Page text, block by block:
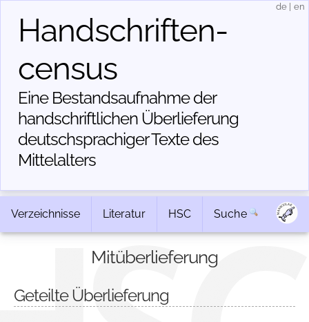
Handschriften­
census
Eine Bestandsaufnahme der
handschriftlichen Über­lieferung
deutschsprachiger Texte des
Mittelalters
de en
Verzeichnisse Literatur HSC Suche
Mitüberlieferung
Geteilte Überlieferung